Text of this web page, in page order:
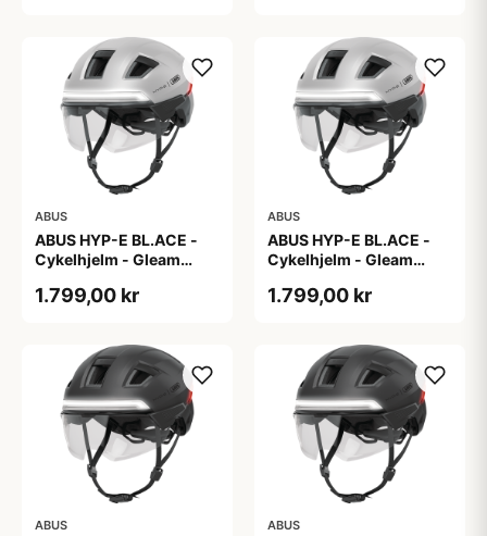
ABUS
ABUS HYP-E BL.ACE -
Cykelhjelm - Gleam
1.799,00 kr
ABUS
ABUS HYP-E BL.ACE -
Cykelhjelm - Gleam
1.799,00 kr
ABUS ABUS